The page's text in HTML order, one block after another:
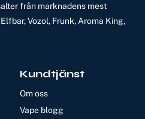
från marknadens mest
Vozol, Frunk, Aroma King,
Kundtjänst
Om oss
Vape blogg